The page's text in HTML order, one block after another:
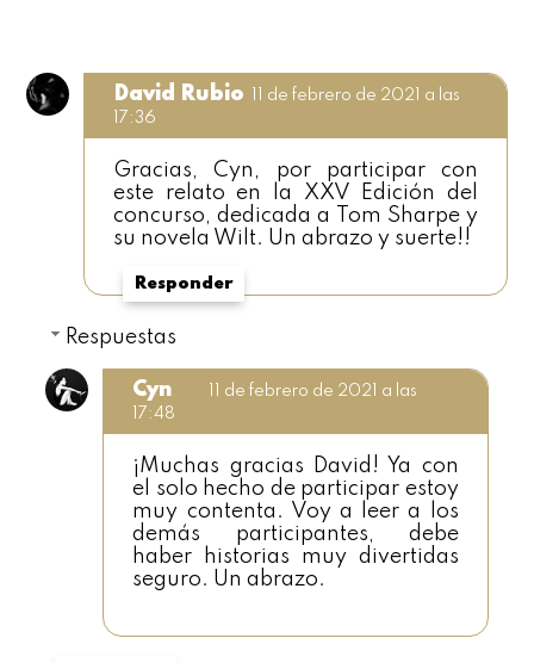
David Rubio
11 de febrero de 2021 a las
17:36
Gracias, Cyn, por participar con
este relato en la XXV Edición del
concurso, dedicada a Tom Sharpe y
su novela Wilt. Un abrazo y suerte!!
Responder
Respuestas
Cyn
11 de febrero de 2021 a las
17:48
¡Muchas gracias David! Ya con
el solo hecho de participar estoy
muy contenta. Voy a leer a los
demás participantes, debe
haber historias muy divertidas
seguro. Un abrazo.